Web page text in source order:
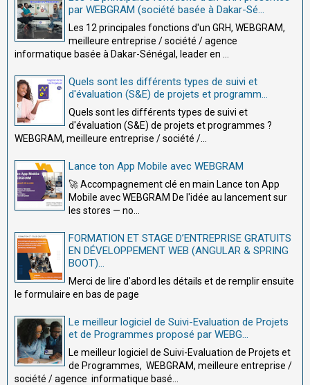
par WEBGRAM (société basée à Dakar-Sé...
Les 12 principales fonctions d'un GRH, WEBGRAM,
meilleure entreprise / société / agence
informatique basée à Dakar-Sénégal, leader en ...
Quels sont les différents types de suivi et
d'évaluation (S&E) de projets et programm...
Quels sont les différents types de suivi et
d'évaluation (S&E) de projets et programmes ?
WEBGRAM, meilleure entreprise / société /...
Lance ton App Mobile avec WEBGRAM
🚀 Accompagnement clé en main Lance ton App
Mobile avec WEBGRAM De l'idée au lancement sur
les stores — no...
FORMATION ET STAGE D’ENTREPRISE GRATUITS
EN DÉVELOPPEMENT WEB (ANGULAR & SPRING
BOOT)...
Merci de lire d'abord les détails et de remplir ensuite
le formulaire en bas de page
Le meilleur logiciel de Suivi-Evaluation de Projets
et de Programmes proposé par WEBG...
Le meilleur logiciel de Suivi-Evaluation de Projets et
de Programmes, WEBGRAM, meilleure entreprise /
société / agence informatique basé...